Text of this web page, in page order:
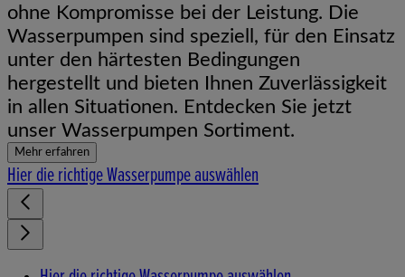
ohne Kompromisse bei der Leistung. Die
Wasserpumpen sind speziell, für den Einsatz
unter den härtesten Bedingungen
hergestellt und bieten Ihnen Zuverlässigkeit
in allen Situationen. Entdecken Sie jetzt
unser Wasserpumpen Sortiment.
Mehr erfahren
Hier die richtige Wasserpumpe auswählen